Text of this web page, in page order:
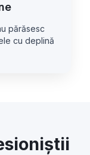
părăsesc
cu deplină